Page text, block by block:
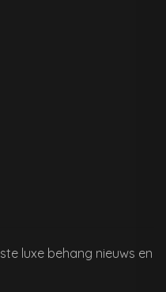
luxe behang nieuws en